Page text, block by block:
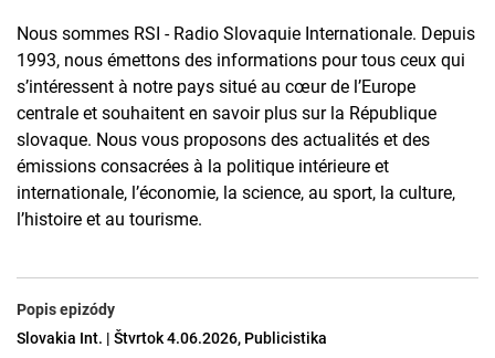
Nous sommes RSI - Radio Slovaquie Internationale. Depuis
1993, nous émettons des informations pour tous ceux qui
s’intéressent à notre pays situé au cœur de l’Europe
centrale et souhaitent en savoir plus sur la République
slovaque. Nous vous proposons des actualités et des
émissions consacrées à la politique intérieure et
internationale, l’économie, la science, au sport, la culture,
l’histoire et au tourisme.
Popis epizódy
Slovakia Int. | Štvrtok 4.06.2026, Publicistika